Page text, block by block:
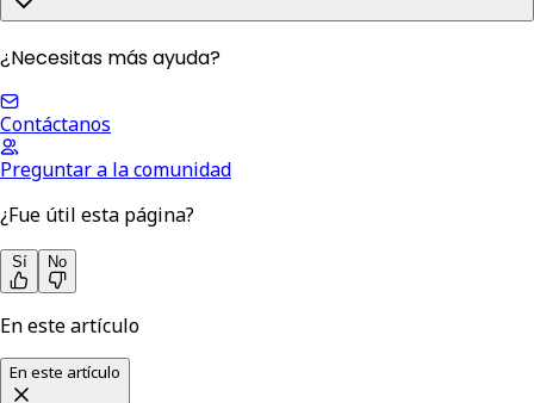
¿Necesitas más ayuda?
Contáctanos
Preguntar a la comunidad
¿Fue útil esta página?
Sí No
En este artículo
En este artículo